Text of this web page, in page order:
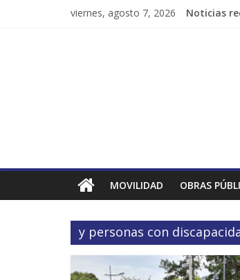
viernes, agosto 7, 2026 Noticias
MOVILIDAD OBRAS
y personas con